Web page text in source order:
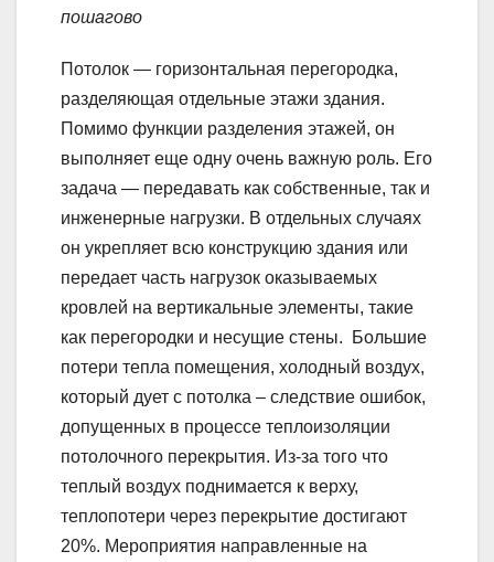
пошагово
Потолок — горизонтальная перегородка,
разделяющая отдельные этажи здания.
Помимо функции разделения этажей, он
выполняет еще одну очень важную роль. Его
задача — передавать как собственные, так и
инженерные нагрузки. В отдельных случаях
он укрепляет всю конструкцию здания или
передает часть нагрузок оказываемых
кровлей на вертикальные элементы, такие
как перегородки и несущие стены. Большие
потери тепла помещения, холодный воздух,
который дует с потолка – следствие ошибок,
допущенных в процессе теплоизоляции
потолочного перекрытия. Из-за того что
теплый воздух поднимается к верху,
теплопотери через перекрытие достигают
20%. Мероприятия направленные на